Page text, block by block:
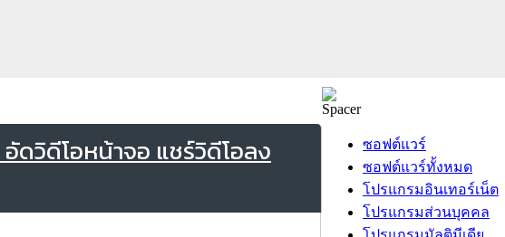
อัดวิดีโอหน้าจอ แชร์วิดีโอลง
ซอฟต์แวร์
ซอฟต์แวร์ทั้งหมด
โปรแกรมอินเทอร์เน็ต
โปรแกรมส่วนบุคคล